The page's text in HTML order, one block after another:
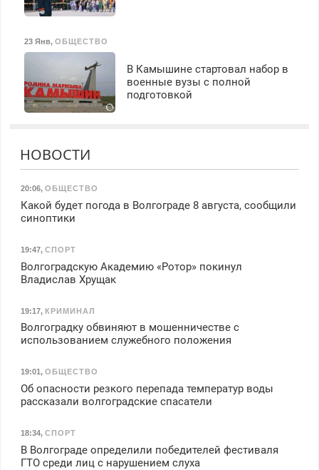
23 Янв, ОБЩЕСТВО
В Камышине стартовал набор в
военные вузы с полной
подготовкой
НОВОСТИ
20:06, ОБЩЕСТВО
Какой будет погода в Волгограде 8 августа, сообщили
синоптики
19:47, СПОРТ
Волгоградскую Академию «Ротор» покинул
Владислав Хрущак
19:17, КРИМИНАЛ
Волгоградку обвиняют в мошенничестве с
использованием служебного положения
19:01, ОБЩЕСТВО
Об опасности резкого перепада температур воды
рассказали волгоградские спасатели
18:34, СПОРТ
В Волгограде определили победителей фестиваля
ГТО среди лиц с нарушением слуха